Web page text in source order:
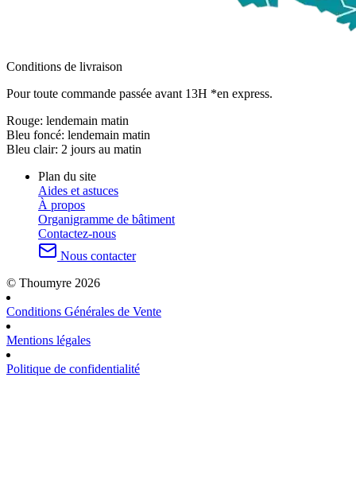
Conditions de livraison
Pour toute commande passée avant 13H *en express.
Rouge: lendemain matin
Bleu foncé: lendemain matin
Bleu clair: 2 jours au matin
Plan du site
Aides et astuces
À propos
Organigramme de bâtiment
Contactez-nous
Nous contacter
© Thoumyre 2026
Conditions Générales de Vente
Mentions légales
Politique de confidentialité